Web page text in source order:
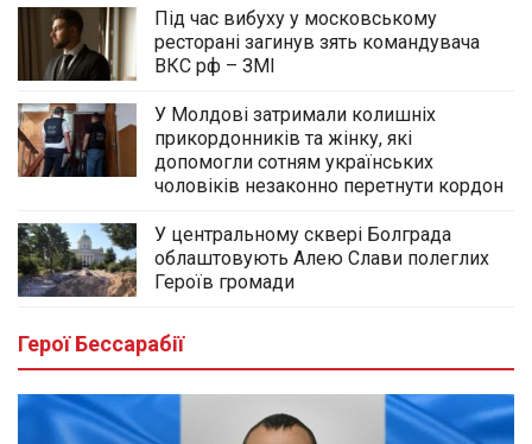
Під час вибуху у московському
ресторані загинув зять командувача
ВКС рф – ЗМІ
У Молдові затримали колишніх
прикордонників та жінку, які
допомогли сотням українських
чоловіків незаконно перетнути кордон
У центральному сквері Болграда
облаштовують Алею Слави полеглих
Героїв громади
Герої Бессарабії